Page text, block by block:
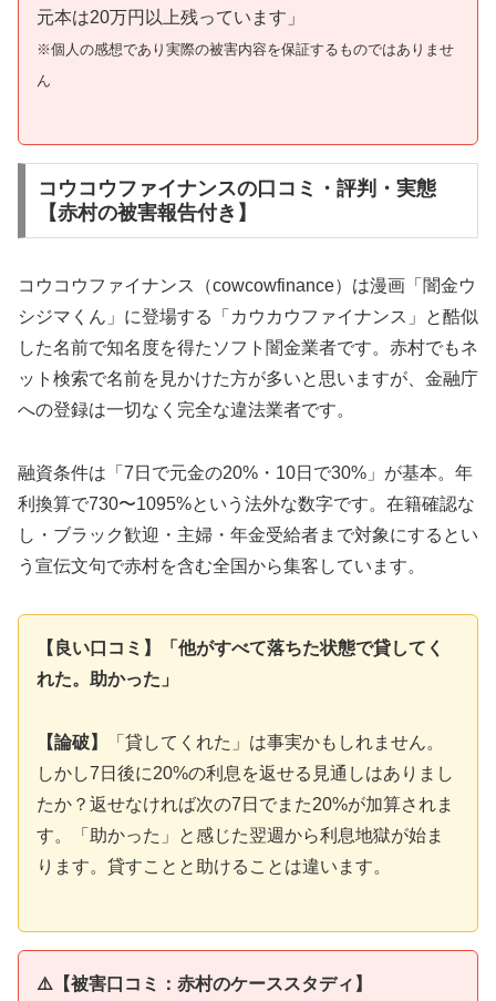
元本は20万円以上残っています」
※個人の感想であり実際の被害内容を保証するものではありませ
ん
コウコウファイナンスの口コミ・評判・実態
【赤村の被害報告付き】
コウコウファイナンス（cowcowfinance）は漫画「闇金ウ
シジマくん」に登場する「カウカウファイナンス」と酷似
した名前で知名度を得たソフト闇金業者です。赤村でもネ
ット検索で名前を見かけた方が多いと思いますが、金融庁
への登録は一切なく完全な違法業者です。
融資条件は「7日で元金の20%・10日で30%」が基本。年
利換算で730〜1095%という法外な数字です。在籍確認な
し・ブラック歓迎・主婦・年金受給者まで対象にするとい
う宣伝文句で赤村を含む全国から集客しています。
【良い口コミ】「他がすべて落ちた状態で貸してく
れた。助かった」
【論破】
「貸してくれた」は事実かもしれません。
しかし7日後に20%の利息を返せる見通しはありまし
たか？返せなければ次の7日でまた20%が加算されま
す。「助かった」と感じた翌週から利息地獄が始ま
ります。貸すことと助けることは違います。
⚠️【被害口コミ：赤村のケーススタディ】